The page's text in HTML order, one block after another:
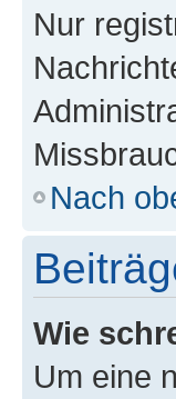
Nur
Nach
Wie
Um eine